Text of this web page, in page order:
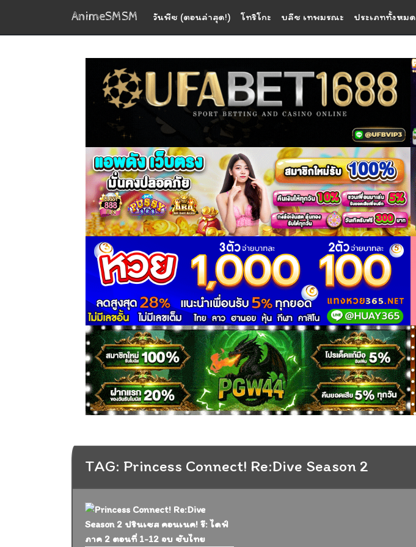
AnimeSMSM วันพีซ (ตอนล่าสุด!) โทริโกะ บลีช เทพมรณะ ประเภททั้งหมด
TAG: Princess Connect! Re:Dive Season 2